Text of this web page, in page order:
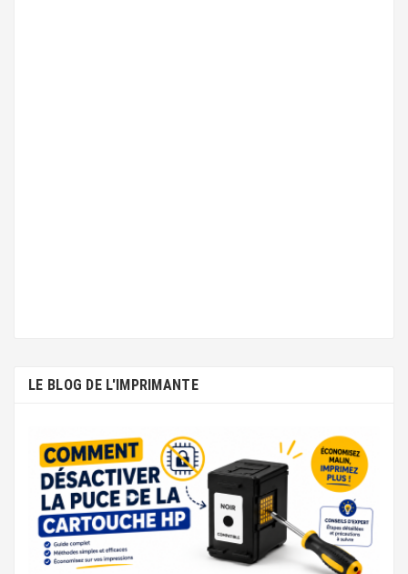
LE BLOG DE L'IMPRIMANTE